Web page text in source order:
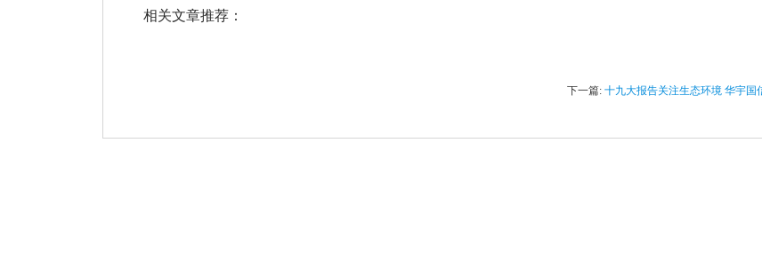
相关文章推荐：
下一篇: 十九大报告关注生态环境 华宇国